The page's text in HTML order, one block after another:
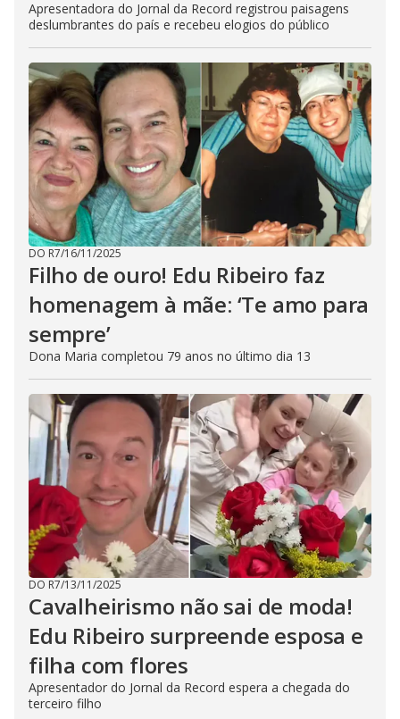
Apresentadora do Jornal da Record registrou paisagens
deslumbrantes do país e recebeu elogios do público
DO R7/16/11/2025
Filho de ouro! Edu Ribeiro faz
homenagem à mãe: ‘Te amo para
sempre’
Dona Maria completou 79 anos no último dia 13
DO R7/13/11/2025
Cavalheirismo não sai de moda!
Edu Ribeiro surpreende esposa e
filha com flores
Apresentador do Jornal da Record espera a chegada do
terceiro filho